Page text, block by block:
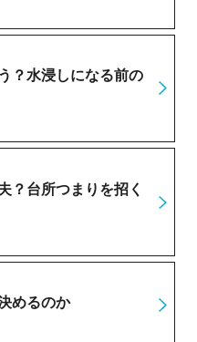
？水浸しになる前の
？台所つまりを招く
めるのか